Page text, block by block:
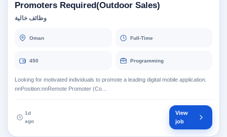
Promoters Required(Outdoor Sales)
وظائف خالية
Oman Full-Time
450 Programming
Looking for motivated individuals to promote a leading digital mobile application.
nnPosition:nnRemote Promoter (Co…
1d
ago
View
job